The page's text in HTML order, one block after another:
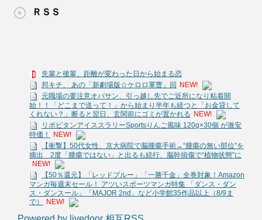
ＲＳＳ
先輩と後輩、距離が変わった日から始まる恋
邦キチ、 あの「新劇場版☆ケロロ軍曹」回
NEW!
元職場の要注意オバサン、引っ越し先でご近所になり粘着開
始！！「どこまで送って！」から始まり半年も経つと「お金貸して
くれない？」断ると翌日、玄関前にゴミが置かれる NEW!
リポビタンアイススラリーSportsりんご風味 120g×30個 が激安
特価！
NEW!
【衝撃】50代女性、京大病院で脳腫瘍手術→“腫瘍の無い部位”を
摘出 2度「腫瘍ではない」と出るも続行、脳幹損傷で“植物状態”に
NEW!
【50％還元】「レッドブルー」「一勝千金」全巻対象！Amazon
マンガ毎週末セール！ アツいスポーツマンガ特集 「ダンス・ダン
ス・ダンスール」「MAJOR 2nd」など小学館35作品以上（8/9ま
で）
NEW!